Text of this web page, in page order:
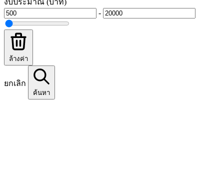
งบประมาณ (บาท)
-
ล้างค่า
ยกเลิก
ค้นหา